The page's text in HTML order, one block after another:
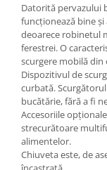
Datorită pervazului
funcționează bine
deoarece robinetul
ferestrei. O
scurgere mobilă din
Dispozitivul de
curbată.
bucătărie, fără a fi
Accesoriile
strecurătoare
alimentelor.
Chiuveta este, de